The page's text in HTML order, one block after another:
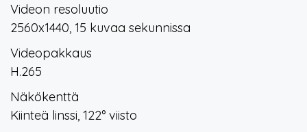
Videon resoluutio
2560x1440, 15 kuvaa sekunnissa
Videopakkaus
H.265
Näkökenttä
Kiinteä linssi, 122° viisto